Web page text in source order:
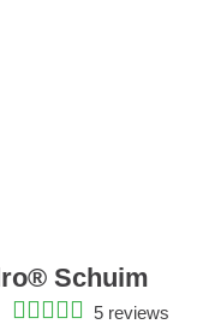
Schuim
5 reviews